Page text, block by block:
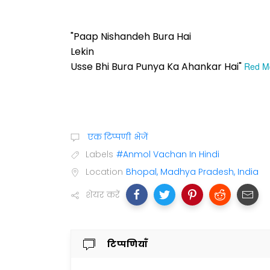
"Paap Nishandeh Bura Hai
Lekin
Usse Bhi Bura Punya Ka Ahankar Hai" Red
एक टिप्पणी भेजें
Labels #Anmol Vachan In Hindi
Location Bhopal, Madhya Pradesh, India
शेयर करें
टिप्पणियाँ